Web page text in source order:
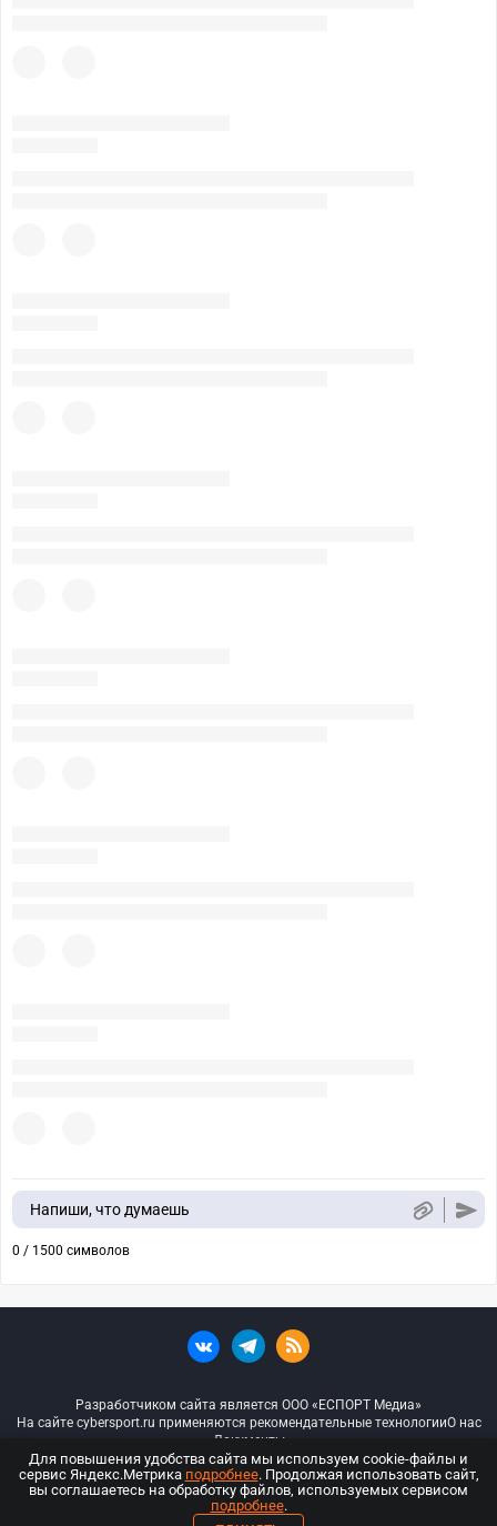
Напиши, что думаешь
0 / 1500 символов
Разработчиком сайта является ООО «ЕСПОРТ Медиа»
На сайте cybersport.ru применяются рекомендательные технологииО нас
Документы
© ООО «Киберспорт.ру» — Все права защищены
18+
Для повышения удобства сайта мы используем cookie-файлы и
сервис Яндекс.Метрика подробнее. Продолжая использовать сайт,
вы соглашаетесь на обработку файлов, используемых сервисом
подробнее.